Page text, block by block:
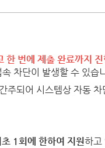
한 번에 제출 완료까지 진
차단이 발생할 수 있습
되어 시스템상 자동 차
1회에 한하여 지원하고